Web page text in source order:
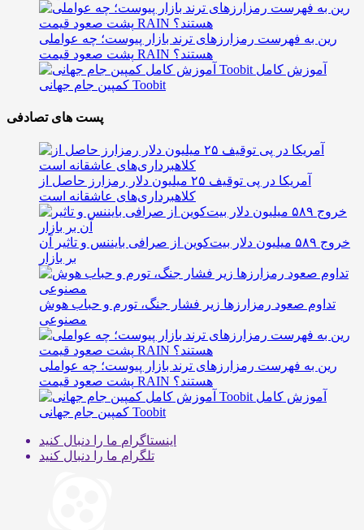
رین به فهرست رمزارزهای ترند بازار پیوست؛ چه عواملی
پشت صعود قیمت RAIN هستند؟
آموزش کامل
کمپین جام جهانی Toobit
پست های تصادفی
آمریکا در پی توقیف ۲۵ میلیون دلار رمزارز حاصل از
کلاهبرداری‌های عاشقانه است
خروج ۵۸۹ میلیون دلار بیت‌کوین از صرافی بایننس و تاثیر آن
بر بازار
تداوم صعود رمزارزها زیر فشار جنگ، تورم و حباب هوش
مصنوعی
رین به فهرست رمزارزهای ترند بازار پیوست؛ چه عواملی
پشت صعود قیمت RAIN هستند؟
آموزش کامل
کمپین جام جهانی Toobit
اینستاگرام ما را دنبال کنید
تلگرام ما را دنبال کنید